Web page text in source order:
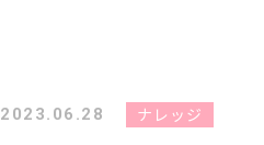
2023.06.28 ナレッジ